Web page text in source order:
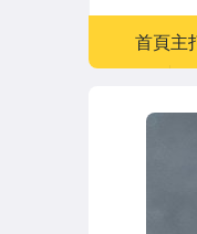
首頁主